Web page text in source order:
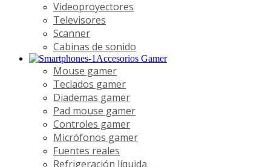
Videoproyectores
Televisores
Scanner
Cabinas de sonido
Accesorios Gamer
Mouse gamer
Teclados gamer
Diademas gamer
Pad mouse gamer
Controles gamer
Micrófonos gamer
Fuentes reales
Refrigeración líquida